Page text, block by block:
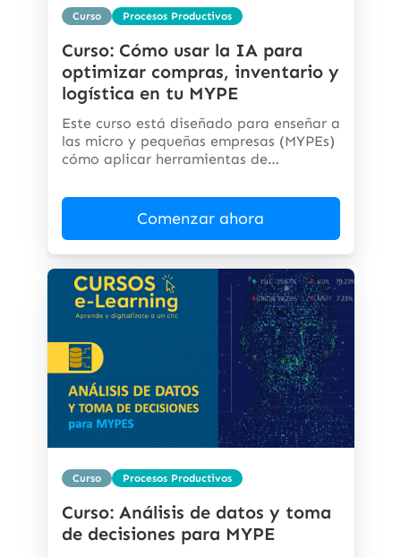
Curso Procesos Productivos
Curso: Cómo usar la IA para
optimizar compras, inventario y
logística en tu MYPE
Este curso está diseñado para enseñar a
las micro y pequeñas empresas (MYPEs)
cómo aplicar herramientas de
Comenzar ahora
Curso Procesos Productivos
Curso: Análisis de datos y toma
de decisiones para MYPE